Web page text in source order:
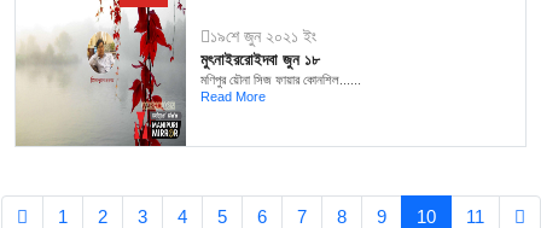
১৯শে জুন ২০২১ ইং
মুৎনাইররোইদবা জুন ১৮
মণিপুর য়ৌনা সিজ ফায়ার কোনশিল......
Read More
1 2 3 4 5 6 7 8 9 10 11